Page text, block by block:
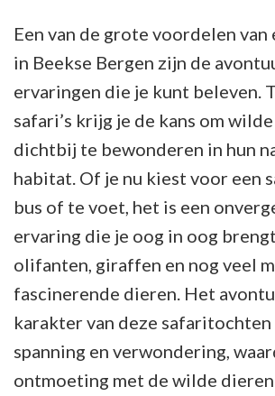
Een van de grote voordelen van
in Beekse Bergen zijn de
ervaringen die je kunt beleven.
safari’s krijg je de kans om
dichtbij te bewonderen in hun
habitat. Of je nu kiest voor een
bus of te voet, het is een
ervaring die je oog in oog
olifanten, giraffen en nog veel
fascinerende dieren. Het
karakter van deze
spanning en verwondering,
ontmoeting met de wilde dieren